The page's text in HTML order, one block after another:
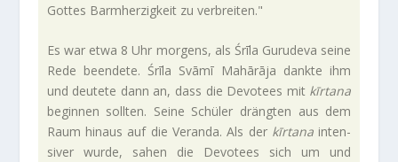
Gottes Barm­her­zig­keit zu verbreiten."
Es war etwa 8 Uhr mor­gens, als Śrīla Guru­deva seine
Rede been­dete. Śrīla Svāmī Mahārāja dankte ihm
und deu­tete dann an, dass die Devo­tees mit kīr­tana
beginnen sollten. Seine Schüler drängten aus dem
Raum hinaus auf die Veranda. Als der kīr­tana inten­
siver wurde, sahen die Devo­tees sich um und